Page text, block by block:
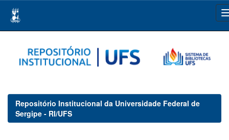
navigation
Repositório Institucional da Universidade Federal de
Sergipe - RI/UFS